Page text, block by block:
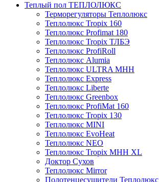
Теплый пол ТЕПЛОЛЮКС
Терморегуляторы Теплолюкс
Теплолюкс Tropix 160
Теплолюкс Profimat 180
Теплолюкс Tropix ТЛБЭ
Теплолюкс ProfiRoll
Теплолюкс Alumia
Теплолюкс ULTRA МНН
Теплолюкс Express
Теплолюкс Liberte
Теплолюкс Greenbox
Теплолюкс ProfiMat 160
Теплолюкс Tropix 130
Теплолюкс MINI
Теплолюкс EvoHeat
Теплолюкс NEO
Теплолюкс Tropix МНН XL
Доктор Сухов
Теплолюкс Mirror
Полотенцесушители Теплолюкс